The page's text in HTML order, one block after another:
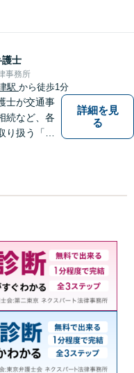
護士
事務所
駅 から徒歩1分
士が交通事
続など、各
り扱う「分
おります。
詳細を見
る